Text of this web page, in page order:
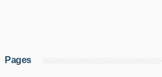
Pages